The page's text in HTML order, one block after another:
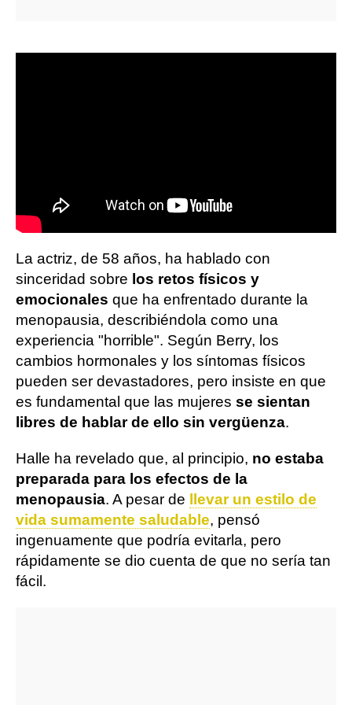
La actriz, de 58 años, ha hablado con
sinceridad sobre los retos físicos y
emocionales que ha enfrentado durante la
menopausia, describiéndola como una
experiencia "horrible". Según Berry, los
cambios hormonales y los síntomas físicos
pueden ser devastadores, pero insiste en que
es fundamental que las mujeres se sientan
libres de hablar de ello sin vergüenza.
Halle ha revelado que, al principio, no estaba
preparada para los efectos de la
menopausia. A pesar de
llevar un estilo de
vida sumamente saludable, pensó
ingenuamente que podría evitarla, pero
rápidamente se dio cuenta de que no sería tan
fácil.